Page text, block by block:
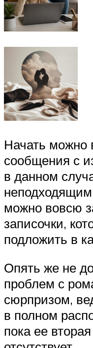
Начать можно
сообщения с
в данном
можно вовсю
записочки,
подложить в
Опять же не
проблем с
сюрпризом,
в полном
пока ее